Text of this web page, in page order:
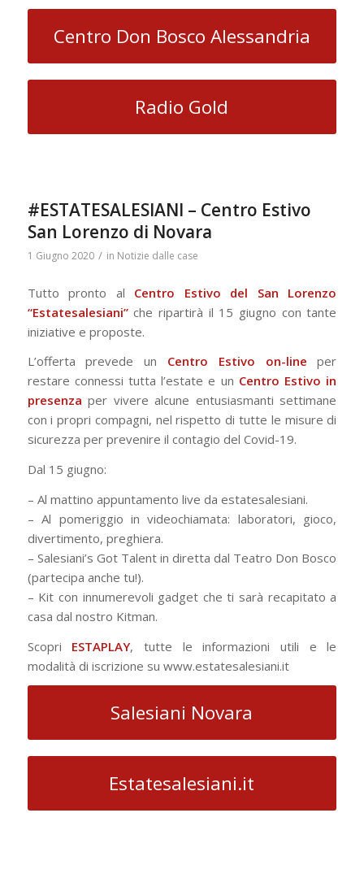
Centro Don Bosco Alessandria
Radio Gold
#ESTATESALESIANI – Centro Estivo
San Lorenzo di Novara
1 Giugno 2020 / in Notizie dalle case
Tutto pronto al Centro Estivo del San Lorenzo
“Estatesalesiani”che ripartirà il 15 giugno con tante
iniziative e proposte.
L’offerta prevede un Centro Estivo on-line per
restare connessi tutta l’estate e un Centro Estivo in
presenza per vivere alcune entusiasmanti settimane
con i propri compagni, nel rispetto di tutte le misure di
sicurezza per prevenire il contagio del Covid-19.
Dal 15 giugno:
– Al mattino appuntamento live da estatesalesiani.
– Al pomeriggio in videochiamata: laboratori, gioco,
divertimento, preghiera.
– Salesiani’s Got Talent in diretta dal Teatro Don Bosco
(partecipa anche tu!).
– Kit con innumerevoli gadget che ti sarà recapitato a
casa dal nostro Kitman.
Scopri ESTAPLAY, tutte le informazioni utili e le
modalità di iscrizione su www.estatesalesiani.it
Salesiani Novara
Estatesalesiani.it